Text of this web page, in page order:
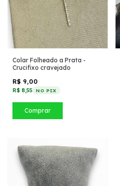
Colar Folheado a Prata -
Crucifixo cravejado
R$ 9,00
R$ 8,55 NO PIX
Comprar